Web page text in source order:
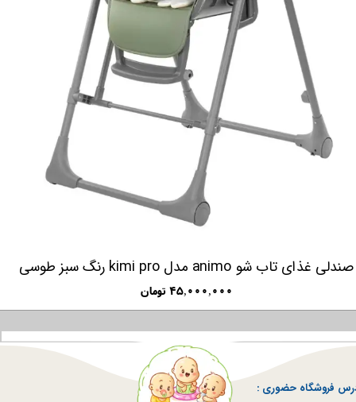
صندلی غذای تاب شو animo مدل kimi pro رنگ سبز طوسی
۴۵,۰۰۰,۰۰۰ تومان
فروشگاه حضوری :